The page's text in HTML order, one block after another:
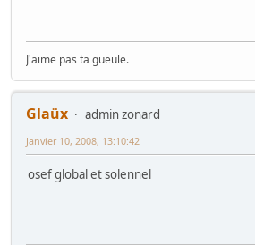
J'aime pas ta gueule.
Glaüx
admin zonard
Janvier 10, 2008, 13:10:42
osef global et solennel